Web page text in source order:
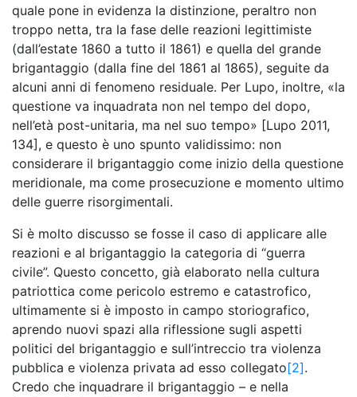
quale pone in evidenza la distinzione, peraltro non
troppo netta, tra la fase delle reazioni legittimiste
(dall’estate 1860 a tutto il 1861) e quella del grande
brigantaggio (dalla fine del 1861 al 1865), seguite da
alcuni anni di fenomeno residuale. Per Lupo, inoltre, «la
questione va inquadrata non nel tempo del dopo,
nell’età post-unitaria, ma nel suo tempo» [Lupo 2011,
134], e questo è uno spunto validissimo: non
considerare il brigantaggio come inizio della questione
meridionale, ma come prosecuzione e momento ultimo
delle guerre risorgimentali.
Si è molto discusso se fosse il caso di applicare alle
reazioni e al brigantaggio la categoria di “guerra
civile”. Questo concetto, già elaborato nella cultura
patriottica come pericolo estremo e catastrofico,
ultimamente si è imposto in campo storiografico,
aprendo nuovi spazi alla riflessione sugli aspetti
politici del brigantaggio e sull’intreccio tra violenza
pubblica e violenza privata ad esso collegato[2].
Credo che inquadrare il brigantaggio – e nella